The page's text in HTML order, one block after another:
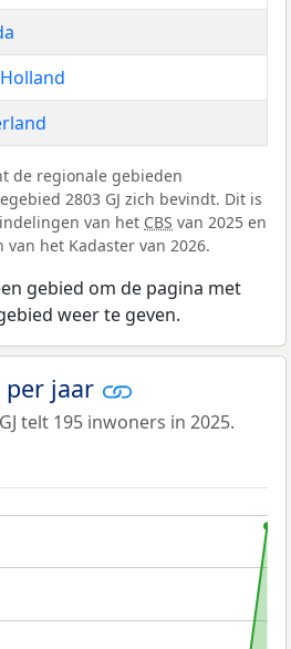
de regionale gebieden
2803 GJ zich bevindt. Dit is
van het CBS van 2025 en
het Kadaster van 2026.
gebied om de pagina met
weer te geven.
jaar
telt 195 inwoners in 2025.